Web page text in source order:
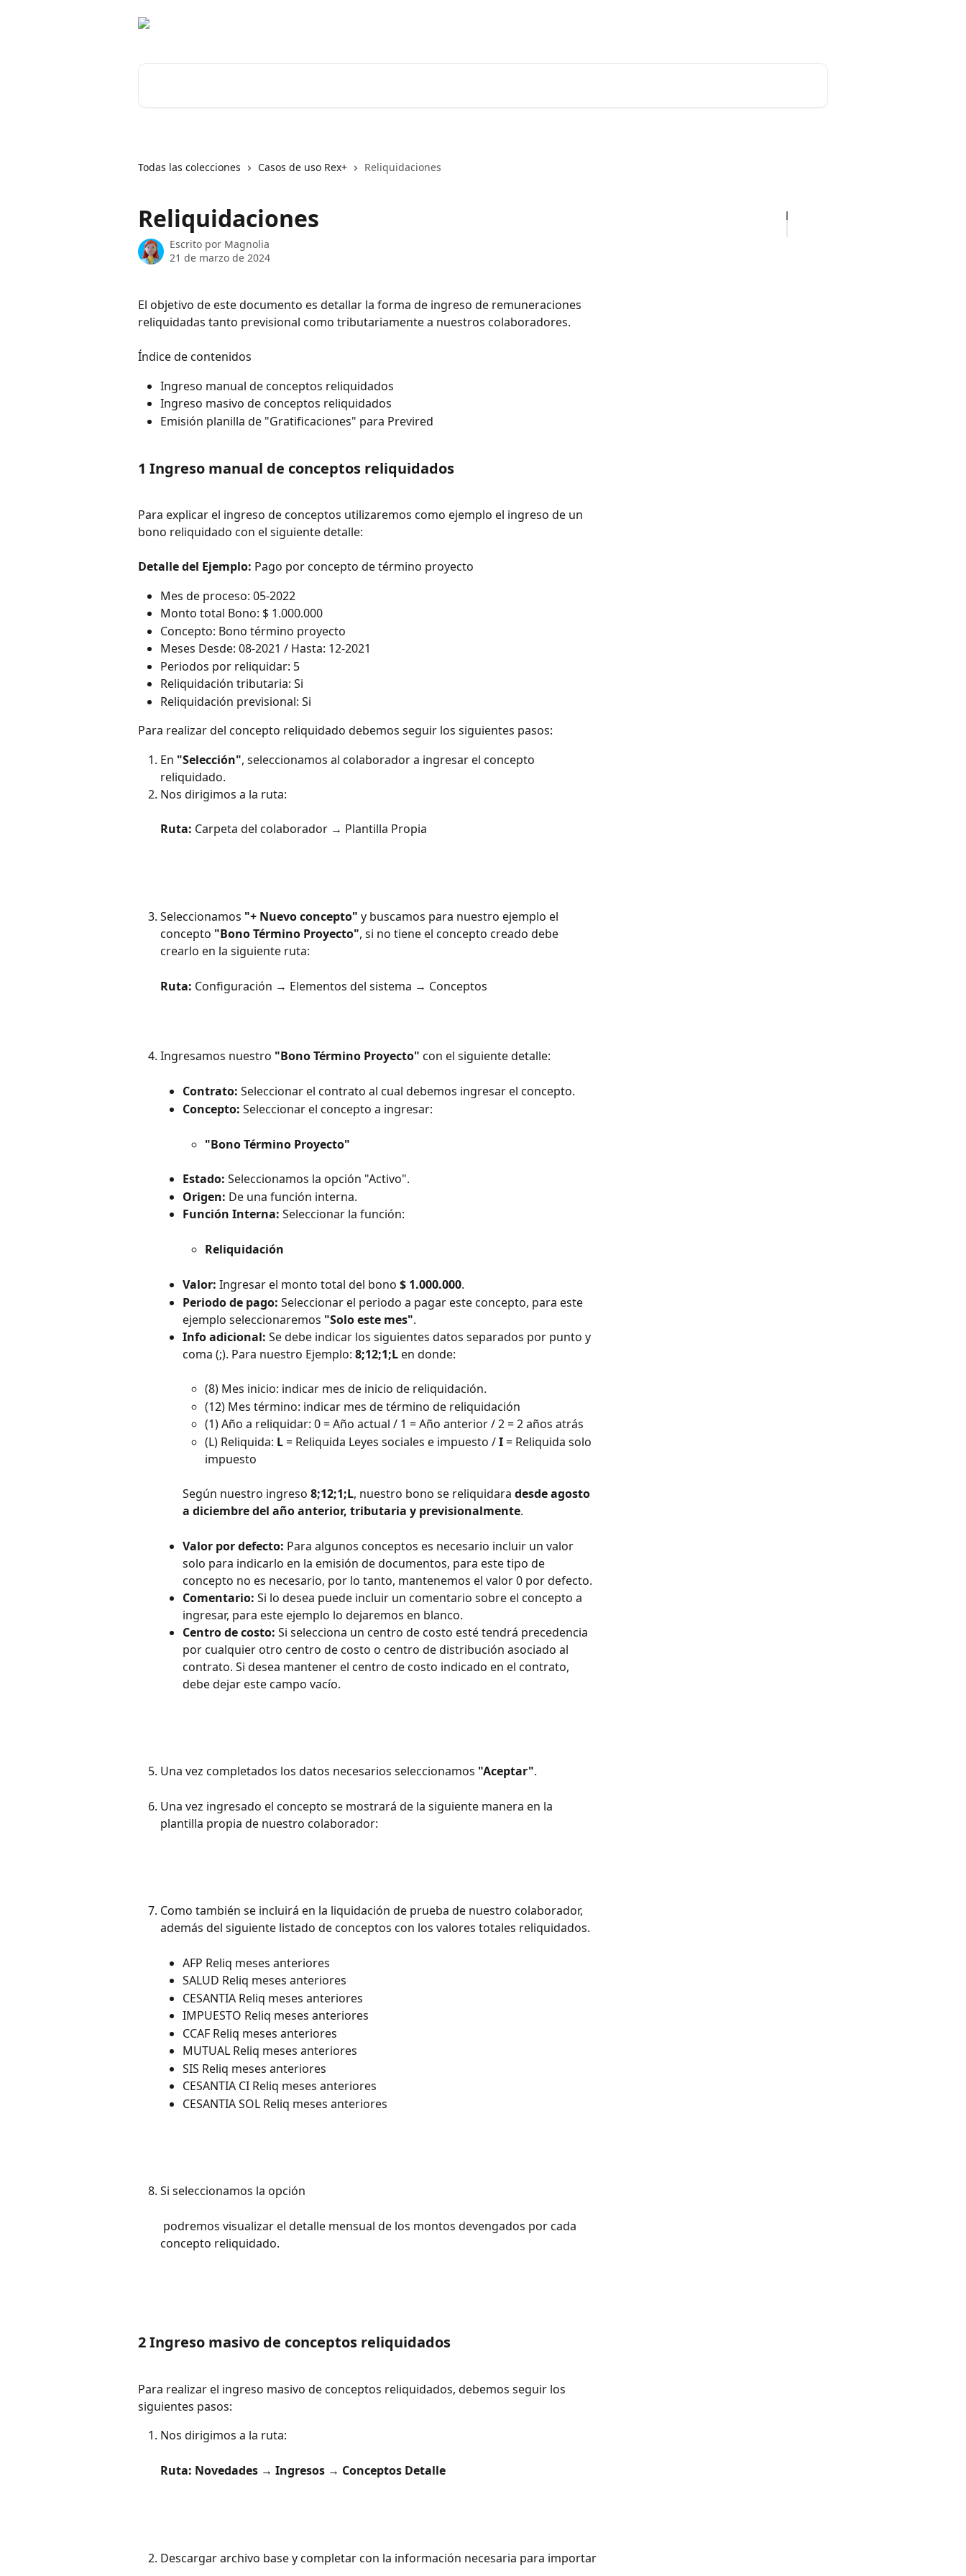
Todas las colecciones Casos de uso Rex+ Reliquidaciones
Reliquidaciones
Escrito por Magnolia
21 de marzo de 2024
El objetivo de este documento es detallar la forma de ingreso de remuneraciones
reliquidadas tanto previsional como tributariamente a nuestros colaboradores.
Índice de contenidos
Ingreso manual de conceptos reliquidados
Ingreso masivo de conceptos reliquidados
Emisión planilla de "Gratificaciones" para Previred
1 Ingreso manual de conceptos reliquidados
Para explicar el ingreso de conceptos utilizaremos como ejemplo el ingreso de un
bono reliquidado con el siguiente detalle:
Detalle del Ejemplo: Pago por concepto de término proyecto
Mes de proceso: 05-2022
Monto total Bono: $ 1.000.000
Concepto: Bono término proyecto
Meses Desde: 08-2021 / Hasta: 12-2021
Periodos por reliquidar: 5
Reliquidación tributaria: Si
Reliquidación previsional: Si
Para realizar del concepto reliquidado debemos seguir los siguientes pasos:
En "Selección", seleccionamos al colaborador a ingresar el concepto
reliquidado.
Nos dirigimos a la ruta:
Ruta: Carpeta del colaborador → Plantilla Propia
Seleccionamos "+ Nuevo concepto" y buscamos para nuestro ejemplo el
concepto "Bono Término Proyecto", si no tiene el concepto creado debe
crearlo en la siguiente ruta:
Ruta: Configuración → Elementos del sistema → Conceptos
Ingresamos nuestro "Bono Término Proyecto" con el siguiente detalle:
Contrato: Seleccionar el contrato al cual debemos ingresar el concepto.
Concepto: Seleccionar el concepto a ingresar:
"Bono Término Proyecto"
Estado: Seleccionamos la opción "Activo".
Origen: De una función interna.
Función Interna: Seleccionar la función:
Reliquidación
Valor: Ingresar el monto total del bono $ 1.000.000.
Periodo de pago: Seleccionar el periodo a pagar este concepto, para este
ejemplo seleccionaremos "Solo este mes".
Info adicional: Se debe indicar los siguientes datos separados por punto y
coma (;). Para nuestro Ejemplo: 8;12;1;L en donde:
(8) Mes inicio: indicar mes de inicio de reliquidación.
(12) Mes término: indicar mes de término de reliquidación
(1) Año a reliquidar: 0 = Año actual / 1 = Año anterior / 2 = 2 años atrás
(L) Reliquida: L = Reliquida Leyes sociales e impuesto / I = Reliquida solo
impuesto
Según nuestro ingreso 8;12;1;L, nuestro bono se reliquidara desde agosto
a diciembre del año anterior, tributaria y previsionalmente.
Valor por defecto: Para algunos conceptos es necesario incluir un valor
solo para indicarlo en la emisión de documentos, para este tipo de
concepto no es necesario, por lo tanto, mantenemos el valor 0 por defecto.
Comentario: Si lo desea puede incluir un comentario sobre el concepto a
ingresar, para este ejemplo lo dejaremos en blanco.
Centro de costo: Si selecciona un centro de costo esté tendrá precedencia
por cualquier otro centro de costo o centro de distribución asociado al
contrato. Si desea mantener el centro de costo indicado en el contrato,
debe dejar este campo vacío.
Una vez completados los datos necesarios seleccionamos "Aceptar".
Una vez ingresado el concepto se mostrará de la siguiente manera en la
plantilla propia de nuestro colaborador:
Como también se incluirá en la liquidación de prueba de nuestro colaborador,
además del siguiente listado de conceptos con los valores totales reliquidados.
AFP Reliq meses anteriores
SALUD Reliq meses anteriores
CESANTIA Reliq meses anteriores
IMPUESTO Reliq meses anteriores
CCAF Reliq meses anteriores
MUTUAL Reliq meses anteriores
SIS Reliq meses anteriores
CESANTIA CI Reliq meses anteriores
CESANTIA SOL Reliq meses anteriores
Si seleccionamos la opción
concepto reliquidado.
2 Ingreso masivo de conceptos reliquidados
Para realizar el ingreso masivo de conceptos reliquidados, debemos seguir los
siguientes pasos:
Nos dirigimos a la ruta:
Ruta: Novedades → Ingresos → Conceptos Detalle
Descargar archivo base y completar con la información necesaria para importar